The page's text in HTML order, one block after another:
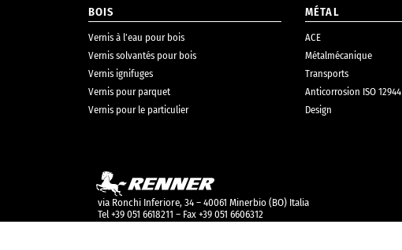
BOIS
Vernis à l’eau pour bois
Vernis solvantés pour bois
Vernis ignifuges
Vernis pour parquet
Vernis pour le particulier
MÉTAL
ACE
Métalmécanique
Transports
Anticorrosion ISO 12944
Design
via Ronchi Inferiore, 34 – 40061 Minerbio (BO) Italia
Tel +39 051 6618211 – Fax +39 051 6606312